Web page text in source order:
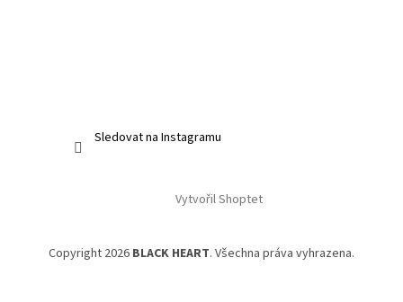
Sledovat na Instagramu
Vytvořil Shoptet
Copyright 2026 BLACK HEART. Všechna práva vyhrazena.